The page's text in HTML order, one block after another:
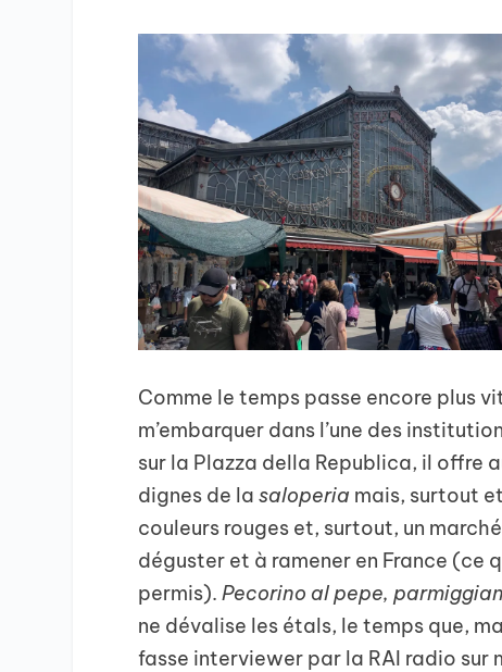
Comme le temps passe encore plus
m’embarquer dans l’une des
sur la Plazza della Republica, il offre
dignes de lasaloperia mais, surtout
couleurs rouges et, surtout, un
déguster et à ramener en France (ce
permis).Pecorino al pepe,
ne dévalise les étals, le temps que,
fasse interviewer par la RAI radio sur